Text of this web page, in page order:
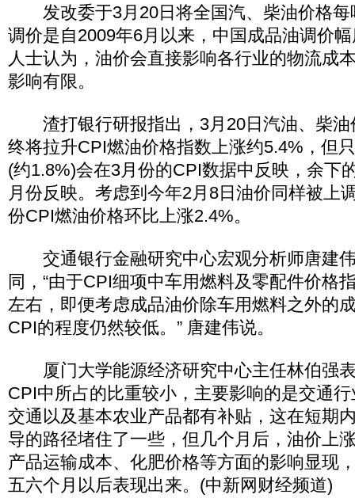
发改委于3月20日将全国汽、柴油价格每
调价是自2009年6月以来，中国成品油调价
人士认为，油价会直接影响各行业的物流成
影响有限。
渣打银行研报指出，3月20日汽油、柴油
终将拉升CPI燃油价格指数上涨约5.4%，但
(约1.8%)会在3月份的CPI数据中反映，余下
月份反映。考虑到今年2月8日油价同样被上
份CPI燃油价格环比上涨2.4%。
交通银行金融研究中心宏观分析师唐建
同，“由于CPI细项中车用燃料及零配件价格
左右，即便考虑成品油价除车用燃料之外的
CPI的程度仍然较低。” 唐建伟说。
厦门大学能源经济研究中心主任林伯强
CPI中所占的比重较小，主要影响的是交通
交通以及基本农业产品都有补贴，这在短期
导的路径堵住了一些，但几个月后，油价上
产品运输成本、化肥价格等方面的影响显现
五六个月以后表现出来。(中新网财经频道)